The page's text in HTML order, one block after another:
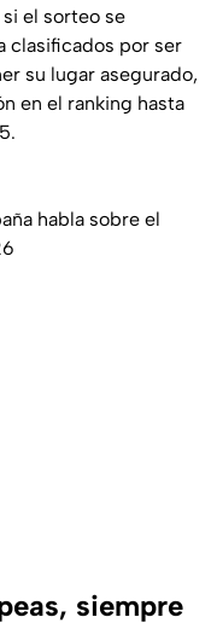
el sorteo se
clasificados por ser
su lugar asegurado,
en el ranking hasta
habla sobre el
siempre